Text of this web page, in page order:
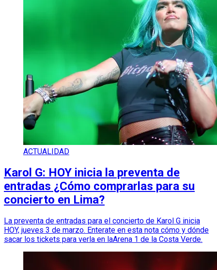
ACTUALIDAD
Karol G: HOY inicia la preventa de
entradas ¿Cómo comprarlas para su
concierto en Lima?
La preventa de entradas para el concierto de Karol G inicia
HOY, jueves 3 de marzo. Enterate en esta nota cómo y dónde
sacar los tickets para verla en laArena 1 de la Costa Verde.